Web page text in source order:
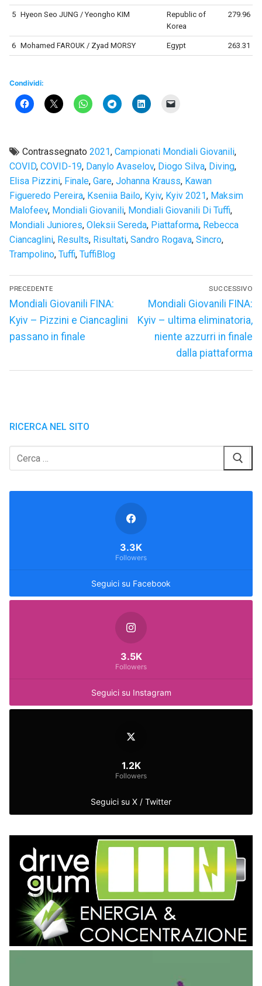
5 Hyeon Seo JUNG / Yeongho KIM
Republic of
Korea
279.96
6 Mohamed FAROUK / Zyad MORSY Egypt 263.31
Condividi:
Contrassegnato 2021, Campionati Mondiali Giovanili,
COVID, COVID-19, Danylo Avaselov, Diogo Silva, Diving,
Elisa Pizzini, Finale, Gare, Johanna Krauss, Kawan
Figueredo Pereira, Kseniia Bailo, Kyiv, Kyiv 2021, Maksim
Malofeev, Mondiali Giovanili, Mondiali Giovanili Di Tuffi,
Mondiali Juniores, Oleksii Sereda, Piattaforma, Rebecca
Ciancaglini, Results, Risultati, Sandro Rogava, Sincro,
Trampolino, Tuffi, TuffiBlog
Navigazione
articoli
PRECEDENTE
Articolo
precedente:
Mondiali Giovanili FINA:
Kyiv – Pizzini e Ciancaglini
passano in finale
SUCCESSIVO
Articolo
successivo:
Mondiali Giovanili FINA:
Kyiv – ultima eliminatoria,
niente azzurri in finale
dalla piattaforma
RICERCA NEL SITO
Cerca:
Seguici su Facebook
3.3K
Followers
Seguici su Instagram
3.5K
Followers
Seguici su X / Twitter
1.2K
Followers